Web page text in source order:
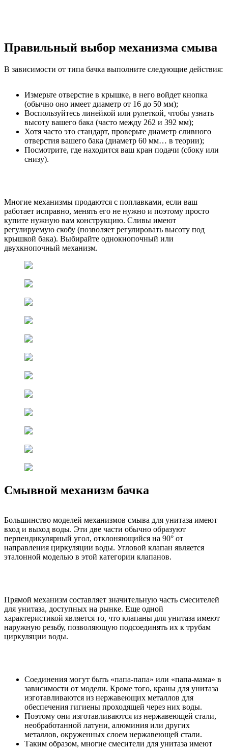
Правильный выбор механизма смыва
В зависимости от типа бачка выполните следующие действия:
Измерьте отверстие в крышке, в него войдет кнопка
(обычно оно имеет диаметр от 16 до 50 мм);
Воспользуйтесь линейкой или рулеткой, чтобы узнать
высоту вашего бака (часто между 262 и 392 мм);
Хотя часто это стандарт, проверьте диаметр сливного
отверстия вашего бака (диаметр 60 мм… в теории);
Посмотрите, где находится ваш кран подачи (сбоку или
снизу).
Многие механизмы продаются с поплавками, если ваш
работает исправно, менять его не нужно и поэтому просто
купите нужную вам конструкцию. Сливы имеют
регулируемую скобу (позволяет регулировать высоту под
крышкой бака). Выбирайте однокнопочный или
двухкнопочный механизм.
Смывной механизм бачка
Большинство моделей механизмов смыва для унитаза имеют
вход и выход воды. Эти две части обычно образуют
перпендикулярный угол, отклоняющийся на 90° от
направления циркуляции воды. Угловой клапан является
эталонной моделью в этой категории клапанов.
Прямой механизм составляет значительную часть смесителей
для унитаза, доступных на рынке. Еще одной
характеристикой является то, что клапаны для унитаза имеют
наружную резьбу, позволяющую подсоединять их к трубам
циркуляции воды.
Соединения могут быть «папа-папа» или «папа-мама» в
зависимости от модели. Кроме того, краны для унитаза
изготавливаются из нержавеющих металлов для
обеспечения гигиены проходящей через них воды.
Поэтому они изготавливаются из нержавеющей стали,
необработанной латуни, алюминия или других
металлов, окруженных слоем нержавеющей стали.
Таким образом, многие смесители для унитаза имеют